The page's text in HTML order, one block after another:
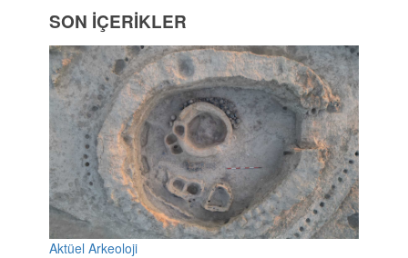
SON İÇERİKLER
Aktüel Arkeoloji